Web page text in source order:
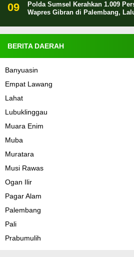
Polda Sumsel Kerahkan 1.009
Wapres Gibran di Palembang,
BERITA DAERAH
Banyuasin
Empat Lawang
Lahat
Lubuklinggau
Muara Enim
Muba
Muratara
Musi Rawas
Ogan Ilir
Pagar Alam
Palembang
Pali
Prabumulih